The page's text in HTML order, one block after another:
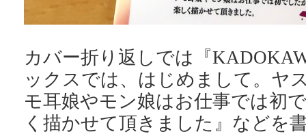
カバー折り返しでは『
ックスでは、はじめまして。ヤ
モ耳娘やモン娘はお仕事では初
く描かせて頂きました』などを